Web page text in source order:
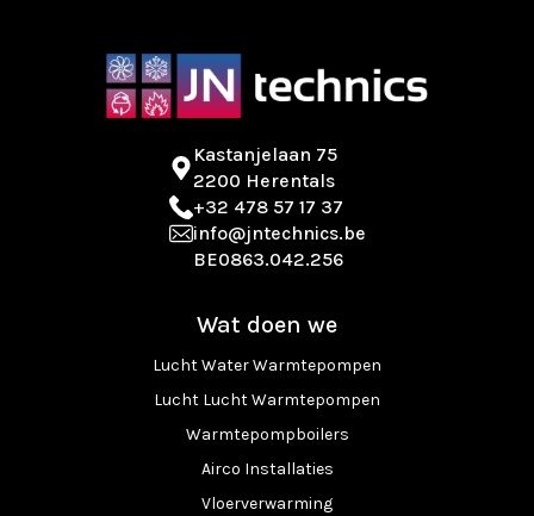
Kastanjelaan 75
2200 Herentals
+32 478 57 17 37
info@jntechnics.be
BE0863.042.256
Wat doen we
Lucht Water Warmtepompen
Lucht Lucht Warmtepompen
Warmtepompboilers
Airco Installaties
Vloerverwarming